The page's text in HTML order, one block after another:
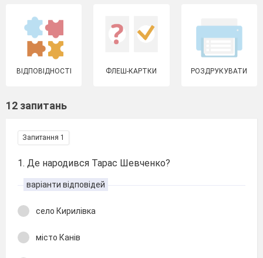
ВІДПОВІДНОСТІ ФЛЕШ-КАРТКИ РОЗДРУКУВАТИ
12 запитань
Запитання 1
1. Де народився Тарас Шевченко?
варіанти відповідей
село Кирилівка
місто Канів